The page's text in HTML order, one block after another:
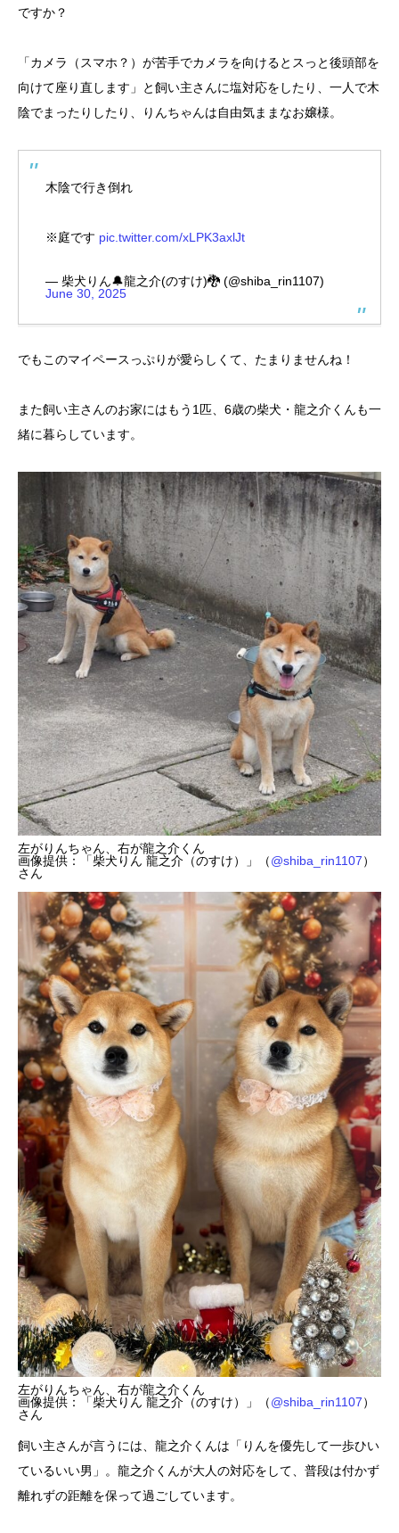
ですか？
「カメラ（スマホ？）が苦手でカメラを向けるとスっと後頭部を
向けて座り直します」と飼い主さんに塩対応をしたり、一人で木
陰でまったりしたり、りんちゃんは自由気ままなお嬢様。
木陰で行き倒れ
※庭です pic.twitter.com/xLPK3axlJt
— 柴犬りん🔔龍之介(のすけ)🐉 (@shiba_rin1107)
June 30, 2025
でもこのマイペースっぷりが愛らしくて、たまりませんね！
また飼い主さんのお家にはもう1匹、6歳の柴犬・龍之介くんも一
緒に暮らしています。
左がりんちゃん、右が龍之介くん
画像提供：「柴犬りん 龍之介（のすけ）」（@shiba_rin1107）
さん
左がりんちゃん、右が龍之介くん
画像提供：「柴犬りん 龍之介（のすけ）」（@shiba_rin1107）
さん
飼い主さんが言うには、龍之介くんは「りんを優先して一歩ひい
ているいい男」。龍之介くんが大人の対応をして、普段は付かず
離れずの距離を保って過ごしています。